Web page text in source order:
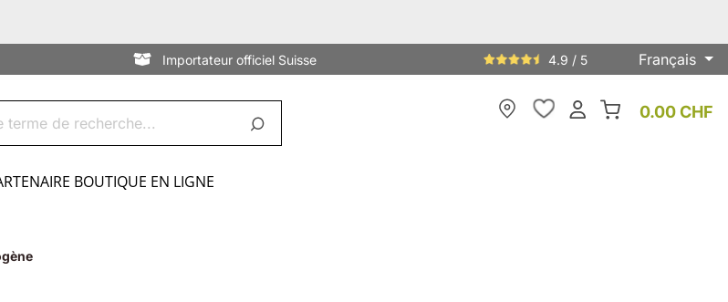
Importateur officiel Suisse 4.9 / 5 Français
0.00 CHF
BOUTIQUE EN LIGNE